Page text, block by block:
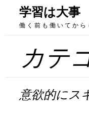
content
学習は大事
働く前も働いてか
カテ
意欲的にス